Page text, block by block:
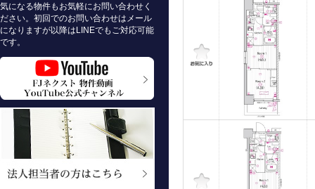
気になる物件もお気軽にお問い合わせく
ださい。初回でのお問い合わせはメール
になりますが以降はLINEでもご対応可能
です。